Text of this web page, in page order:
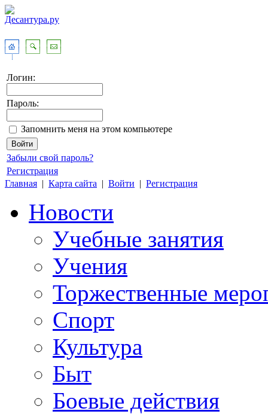
Логин:
Пароль:
Запомнить меня на этом компьютере
Забыли свой пароль?
Регистрация
Главная | Карта сайта | Войти | Регистрация
Новости
Учебные занятия
Учения
Торжественные
Спорт
Культура
Быт
Боевые действия